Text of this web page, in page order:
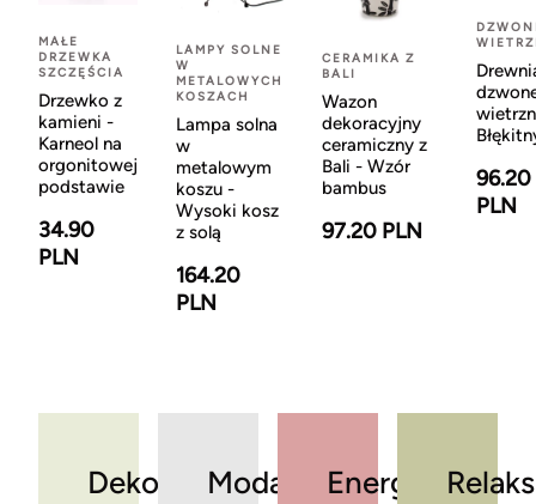
MAŁE
DRZEWKA
SZCZĘŚCIA
Drzewko z
kamieni -
Karneol na
orgonitowej
podstawie
34.90
PLN
LAMPY SOLNE
W
METALOWYCH
KOSZACH
Lampa solna
w
metalowym
koszu -
Wysoki kosz
z solą
164.20
PLN
CERAMIKA Z
BALI
Wazon
dekoracyjny
ceramiczny z
Bali - Wzór
bambus
97.20 PLN
96.20
PLN
DekoracjeModa Energia Relaks